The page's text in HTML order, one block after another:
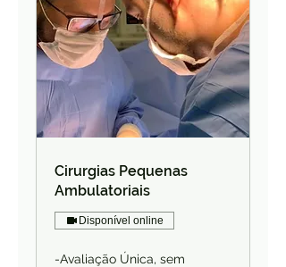
Cirurgias Pequenas
Ambulatoriais
Disponível online
-Avaliação Única, sem